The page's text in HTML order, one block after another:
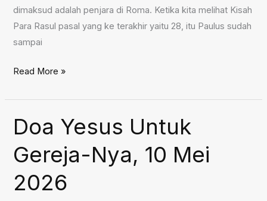
dimaksud adalah penjara di Roma. Ketika kita melihat Kisah
Para Rasul pasal yang ke terakhir yaitu 28, itu Paulus sudah
sampai
Tuhan
Melampaui
Logika
Manusia,
17
2026
Read More »
Doa Yesus Untuk
Gereja-Nya, 10 Mei
2026